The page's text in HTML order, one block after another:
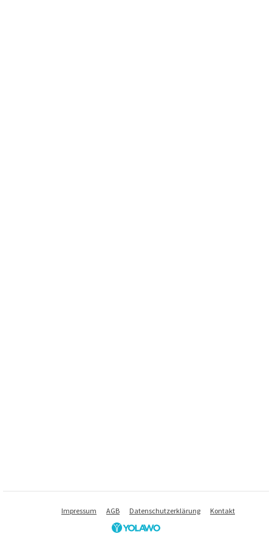
Impressum AGB Datenschutzerklärung Kontakt